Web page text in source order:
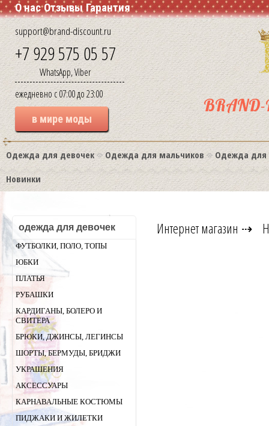
О нас Отзывы Гарантия
support@brand-discount.ru
+7 929 575 05 57
WhatsApp, Viber
ежедневно с 07:00 до 23:00
в мире моды
BRAND-
Одежда для девочек Одежда для мальчиков
Одежда для
Новинки
одежда для девочек
ФУТБОЛКИ, ПОЛО, ТОПЫ
ЮБКИ
ПЛАТЬЯ
РУБАШКИ
КАРДИГАНЫ, БОЛЕРО И
СВИТЕРА
БРЮКИ, ДЖИНСЫ, ЛЕГИНСЫ
ШОРТЫ, БЕРМУДЫ, БРИДЖИ
УКРАШЕНИЯ
АКСЕССУАРЫ
КАРНАВАЛЬНЫЕ КОСТЮМЫ
ПИДЖАКИ И ЖИЛЕТКИ
Интернет магазин ⇢